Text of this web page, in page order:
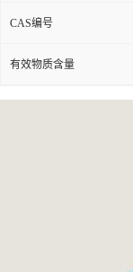
CAS编号
有效物质含量